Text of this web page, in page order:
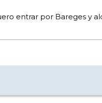
entrar por Bareges y